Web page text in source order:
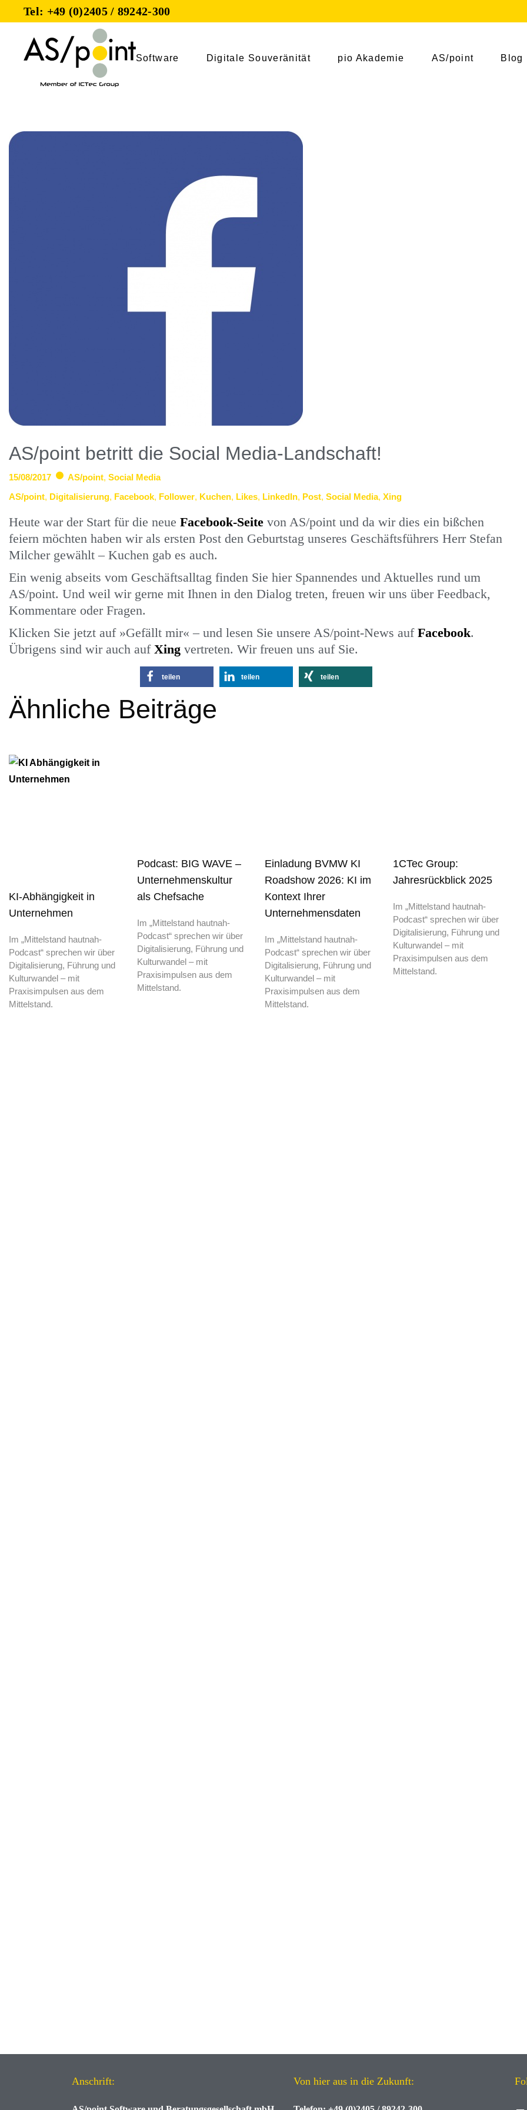
Tel: +49 (0)2405 / 89242-300
Software Digitale Souveränität pio Akademie AS/point Blog
AS/point betritt die Social Media-Landschaft!
15/08/2017 AS/point, Social Media
AS/point, Digitalisierung, Facebook, Follower, Kuchen, Likes, LinkedIn, Post, Social Media, Xing
Heute war der Start für die neue Facebook-Seite von AS/point und da wir dies ein bißchen
feiern möchten haben wir als ersten Post den Geburtstag unseres Geschäftsführers Herr Stefan
Milcher gewählt – Kuchen gab es auch.
Ein wenig abseits vom Geschäftsalltag finden Sie hier Spannendes und Aktuelles rund um
AS/point. Und weil wir gerne mit Ihnen in den Dialog treten, freuen wir uns über Feedback,
Kommentare oder Fragen.
Klicken Sie jetzt auf »Gefällt mir« – und lesen Sie unsere AS/point-News auf Facebook.
Übrigens sind wir auch auf Xing vertreten. Wir freuen uns auf Sie.
teilen teilen teilen
Ähnliche Beiträge
KI-Abhängigkeit in
Unternehmen
Im „Mittelstand hautnah-
Podcast“ sprechen wir über
Digitalisierung, Führung und
Kulturwandel – mit
Praxisimpulsen aus dem
Mittelstand.
Podcast: BIG WAVE –
Unternehmenskultur
als Chefsache
Im „Mittelstand hautnah-
Podcast“ sprechen wir über
Digitalisierung, Führung und
Kulturwandel – mit
Praxisimpulsen aus dem
Mittelstand.
Einladung BVMW KI
Roadshow 2026: KI im
Kontext Ihrer
Unternehmensdaten
Im „Mittelstand hautnah-
Podcast“ sprechen wir über
Digitalisierung, Führung und
Kulturwandel – mit
Praxisimpulsen aus dem
Mittelstand.
1CTec Group:
Jahresrückblick 2025
Im „Mittelstand hautnah-
Podcast“ sprechen wir über
Digitalisierung, Führung und
Kulturwandel – mit
Praxisimpulsen aus dem
Mittelstand.
Anschrift: Von hier aus in die Zukunft: